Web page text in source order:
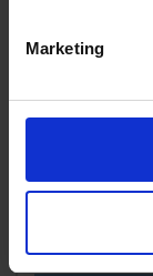
Marketing
BALKONKABINE
Zum Angebot
MS Douro